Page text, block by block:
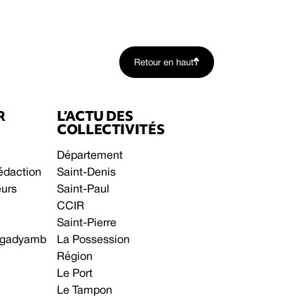
Retour en haut
L’ACTU DES
COLLECTIVITÉS
Département
Saint-Denis
Saint-Paul
CCIR
Saint-Pierre
La Possession
Région
Le Port
Le Tampon